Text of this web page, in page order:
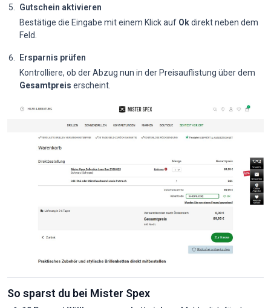
Gutschein aktivieren
Bestätige die Eingabe mit einem Klick auf Okdirekt neben dem
Feld.
Ersparnis prüfen
Kontrolliere, ob der Abzug nun in der Preisauflistung über dem
Gesamtpreis erscheint.
So sparst du bei Mister Spex